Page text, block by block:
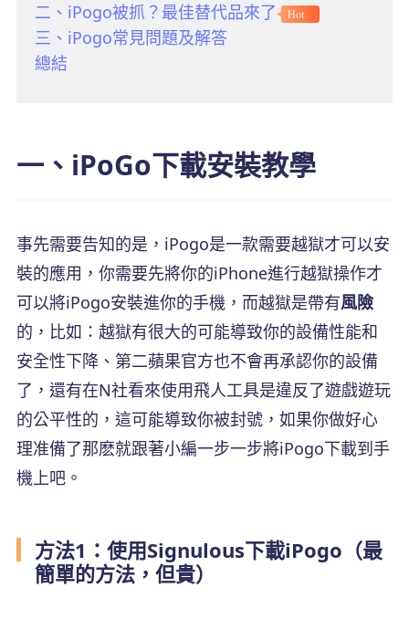
二、iPogo被抓？最佳替代品來了
Hot
三、iPogo常見問題及解答
總結
一、iPoGo下載安裝教學
事先需要告知的是，iPogo是一款需要越獄才可以安
裝的應用，你需要先將你的iPhone進行越獄操作才
可以將iPogo安裝進你的手機，而越獄是帶有風險
的，比如：越獄有很大的可能導致你的設備性能和
安全性下降、第二蘋果官方也不會再承認你的設備
了，還有在N社看來使用飛人工具是違反了遊戲遊玩
的公平性的，這可能導致你被封號，如果你做好心
理准備了那麽就跟著小編一步一步將iPogo下載到手
機上吧。
方法1：使用Signulous下載iPogo（最
簡單的方法，但貴）